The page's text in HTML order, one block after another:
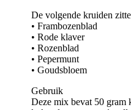
De volgende kruiden
• Frambozenblad
• Rode klaver
• Rozenblad
• Pepermunt
• Goudsbloem
Gebruik
Deze mix bevat 50 gram